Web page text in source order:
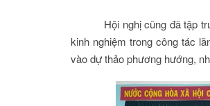
Hội nghị cũng đã tập
kinh nghiệm trong công tác
vào dự thảo phương hướng,